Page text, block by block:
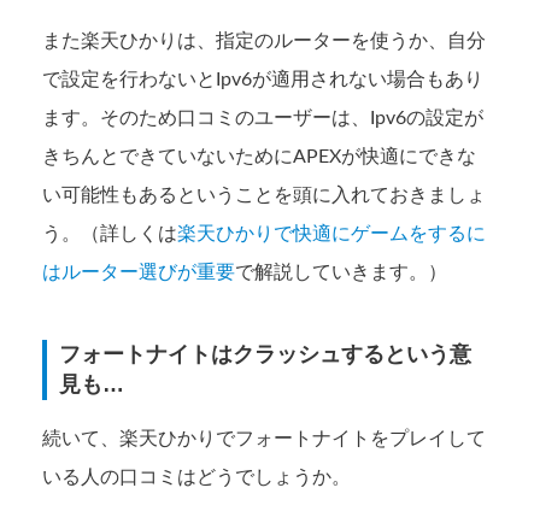
また楽天ひかりは、指定のルーターを使うか、自分
で設定を行わないとIpv6が適用されない場合もあり
ます。そのため口コミのユーザーは、Ipv6の設定が
きちんとできていないためにAPEXが快適にできな
い可能性もあるということを頭に入れておきましょ
う。（詳しくは楽天ひかりで快適にゲームをするに
はルーター選びが重要で解説していきます。）
フォートナイトはクラッシュするという意
見も…
続いて、楽天ひかりでフォートナイトをプレイして
いる人の口コミはどうでしょうか。